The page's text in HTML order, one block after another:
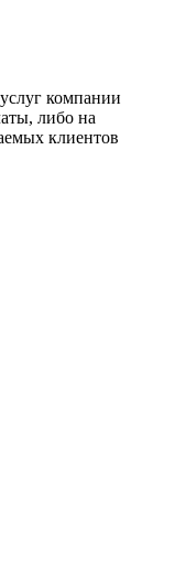
компании
либо на
клиентов